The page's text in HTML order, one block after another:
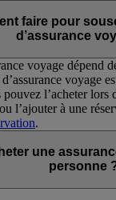
faire pour
d’assurance
voyage dépend
voyage
l’acheter lors
l’ajouter à une
.
une
personne